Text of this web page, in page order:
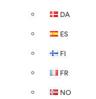
DA
ES
FI
FR
NO